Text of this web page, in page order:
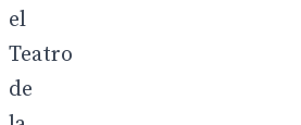
el
Teatro
de